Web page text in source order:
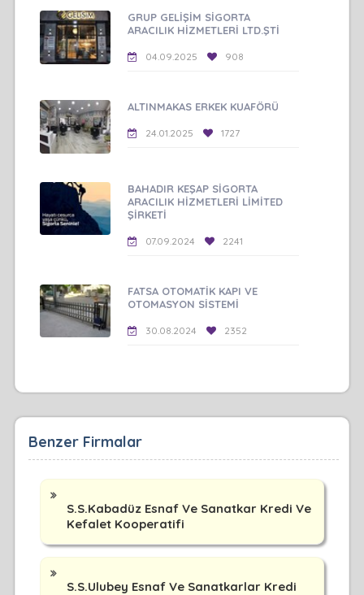
GRUP GELİŞİM SİGORTA
ARACILIK HİZMETLERİ LTD.ŞTİ
04.09.2025 908
ALTINMAKAS ERKEK KUAFÖRÜ
24.01.2025 1727
BAHADIR KEŞAP SİGORTA
ARACILIK HİZMETLERİ LİMİTED
ŞİRKETİ
07.09.2024 2241
FATSA OTOMATİK KAPI VE
OTOMASYON SİSTEMİ
30.08.2024 2352
Benzer Firmalar
S.S.Kabadüz Esnaf Ve Sanatkar Kredi Ve
Kefalet Kooperatifi
S.S.Ulubey Esnaf Ve Sanatkarlar Kredi